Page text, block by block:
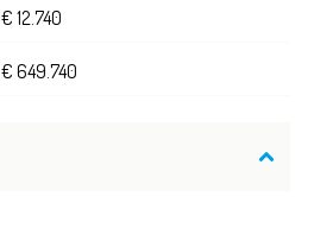
€ 12.740
€ 649.740